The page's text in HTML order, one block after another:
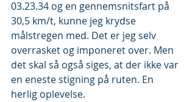
03.23.34 og en gennemsnitsfart på
30,5 km/t, kunne jeg krydse
målstregen med. Det er jeg selv
overrasket og imponeret over. Men
det skal så også siges, at der ikke var
en eneste stigning på ruten. En
herlig oplevelse.